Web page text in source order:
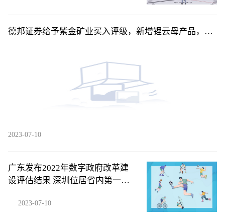
德邦证券给予紫金矿业买入评级，新增锂云母产品，产
2023-07-10
广东发布2022年数字政府改革建
设评估结果 深圳位居省内第一梯
2023-07-10